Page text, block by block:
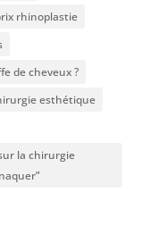
rhinoplastie
de cheveux ?
esthétique
la chirurgie